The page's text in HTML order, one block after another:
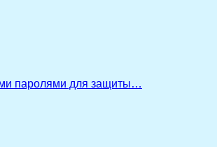
паролями для защиты…